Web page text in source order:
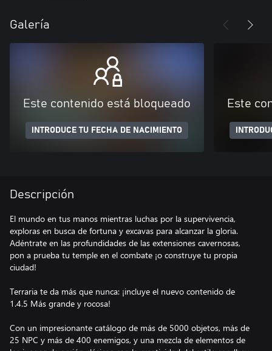
Galería
Este contenido está bloqueado
INTRODUCE TU FECHA DE NACIMIENTO
Este
Descripción
El mundo en tus manos mientras luchas por la supervivencia,
exploras en busca de fortuna y excavas para alcanzar la gloria.
Adéntrate en las profundidades de las extensiones cavernosas,
pon a prueba tu temple en el combate ¡o construye tu propia
ciudad!
Terraria te da más que nunca: ¡incluye el nuevo contenido de
1.4.5 Más grande y rocosa!
Con un impresionante catálogo de más de 5000 objetos, más de
25 NPC y más de 400 enemigos, y una mezcla de elementos de